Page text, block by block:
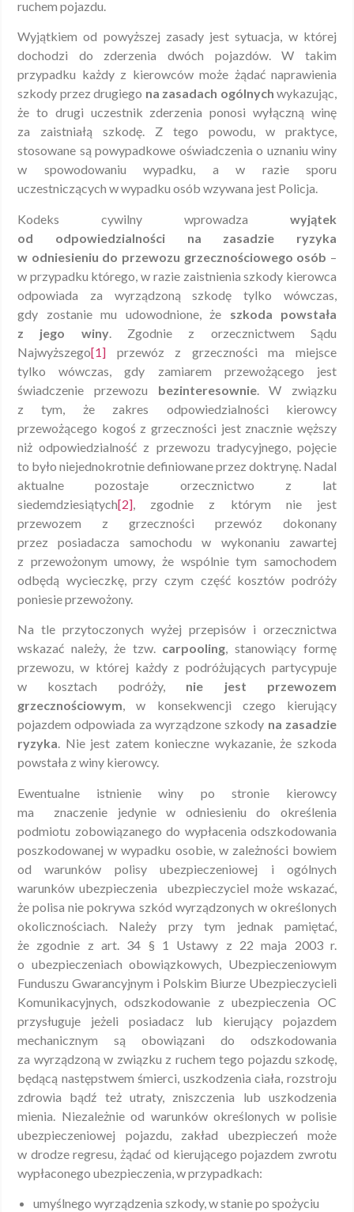
ruchem pojazdu.
Wyjątkiem od powyższej zasady jest sytuacja, w której
dochodzi do zderzenia dwóch pojazdów. W takim
przypadku każdy z kierowców może żądać naprawienia
szkody przez drugiego na zasadach ogólnych wykazując,
że to drugi uczestnik zderzenia ponosi wyłączną winę
za zaistniałą szkodę. Z tego powodu, w praktyce,
stosowane są powypadkowe oświadczenia o uznaniu winy
w spowodowaniu wypadku, a w razie sporu
uczestniczących w wypadku osób wzywana jest Policja.
Kodeks cywilny wprowadza wyjątek
od odpowiedzialności na zasadzie ryzyka
w odniesieniu do przewozu grzecznościowego osób –
w przypadku którego, w razie zaistnienia szkody kierowca
odpowiada za wyrządzoną szkodę tylko wówczas,
gdy zostanie mu udowodnione, że szkoda powstała
z jego winy. Zgodnie z orzecznictwem Sądu
Najwyższego[1] przewóz z grzeczności ma miejsce
tylko wówczas, gdy zamiarem przewożącego jest
świadczenie przewozu bezinteresownie. W związku
z tym, że zakres odpowiedzialności kierowcy
przewożącego kogoś z grzeczności jest znacznie węższy
niż odpowiedzialność z przewozu tradycyjnego, pojęcie
to było niejednokrotnie definiowane przez doktrynę. Nadal
aktualne pozostaje orzecznictwo z lat
siedemdziesiątych[2], zgodnie z którym nie jest
przewozem z grzeczności przewóz dokonany
przez posiadacza samochodu w wykonaniu zawartej
z przewożonym umowy, że wspólnie tym samochodem
odbędą wycieczkę, przy czym część kosztów podróży
poniesie przewożony.
Na tle przytoczonych wyżej przepisów i orzecznictwa
wskazać należy, że tzw. carpooling, stanowiący formę
przewozu, w której każdy z podróżujących partycypuje
w kosztach podróży, nie jest przewozem
grzecznościowym, w konsekwencji czego kierujący
pojazdem odpowiada za wyrządzone szkody na zasadzie
ryzyka. Nie jest zatem konieczne wykazanie, że szkoda
powstała z winy kierowcy.
Ewentualne istnienie winy po stronie kierowcy
ma znaczenie jedynie w odniesieniu do określenia
podmiotu zobowiązanego do wypłacenia odszkodowania
poszkodowanej w wypadku osobie, w zależności bowiem
od warunków polisy ubezpieczeniowej i ogólnych
warunków ubezpieczenia ubezpieczyciel może wskazać,
że polisa nie pokrywa szkód wyrządzonych w określonych
okolicznościach. Należy przy tym jednak pamiętać,
że zgodnie z art. 34 § 1 Ustawy z 22 maja 2003 r.
o ubezpieczeniach obowiązkowych, Ubezpieczeniowym
Funduszu Gwarancyjnym i Polskim Biurze Ubezpieczycieli
Komunikacyjnych, odszkodowanie z ubezpieczenia OC
przysługuje jeżeli posiadacz lub kierujący pojazdem
mechanicznym są obowiązani do odszkodowania
za wyrządzoną w związku z ruchem tego pojazdu szkodę,
będącą następstwem śmierci, uszkodzenia ciała, rozstroju
zdrowia bądź też utraty, zniszczenia lub uszkodzenia
mienia. Niezależnie od warunków określonych w polisie
ubezpieczeniowej pojazdu, zakład ubezpieczeń może
w drodze regresu, żądać od kierującego pojazdem zwrotu
wypłaconego ubezpieczenia, w przypadkach:
umyślnego wyrządzenia szkody, w stanie po spożyciu